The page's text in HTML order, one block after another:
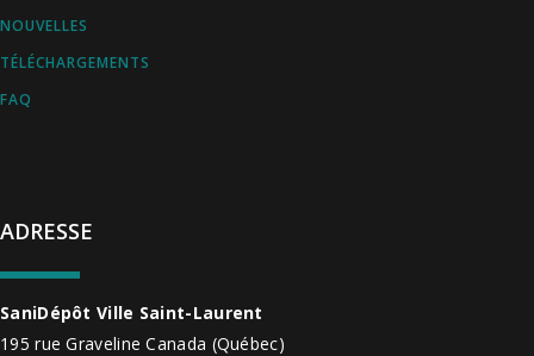
ADRESSE
SaniDépôt Ville Saint-Laurent
195 rue Graveline Canada (Québec)
NOUVELLES
TÉLÉCHARGEMENTS
FAQ